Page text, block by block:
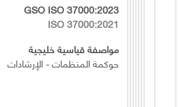
GSO ISO 37000:2023
ISO 37000:2021
مواصفة قياسية خليجية
حوكمة المنظمات - الإرشادات